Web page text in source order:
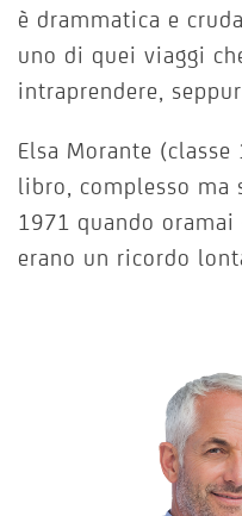
è drammatica e
uno di quei viaggi
intraprendere,
Elsa Morante
libro, complesso ma
1971 quando
erano un ricordo